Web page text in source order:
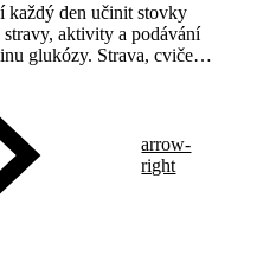
každý den učinit stovky
aktivity a podávání
glukózy. Strava, cvičení,
a může způsobit
arrow-
right